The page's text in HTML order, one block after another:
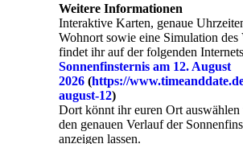
Weitere Informationen
Interaktive Karten, genaue
Wohnort sowie eine Simulation des
findet ihr auf der folgenden
Sonnenfinsternis am 12. August
2026(https://
august-12)
Dort könnt ihr euren Ort auswählen
den genauen Verlauf der
anzeigen lassen.